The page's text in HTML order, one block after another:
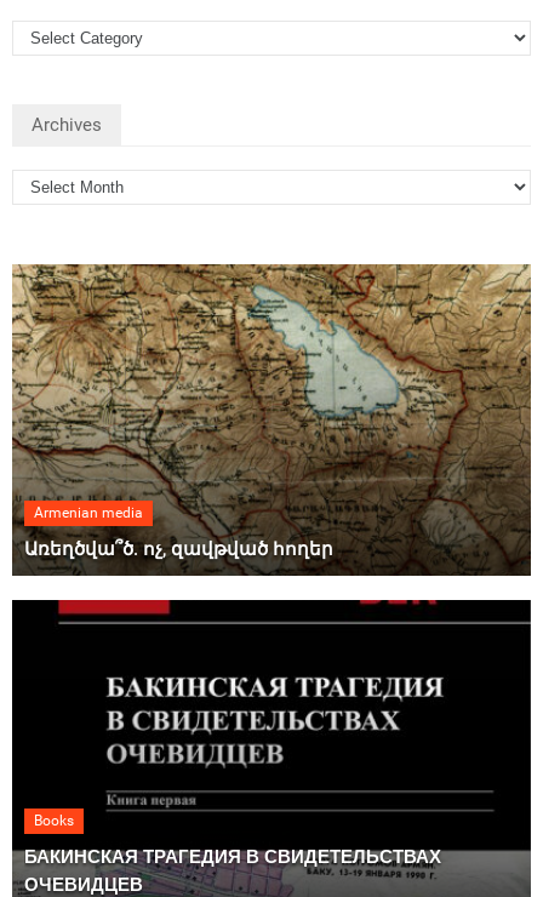
Archives
Armenian media
Առեղծվա՞ծ. ոչ, զավթված հողեր
Books
БАКИНСКАЯ ТРАГЕДИЯ В СВИДЕТЕЛЬСТВАХ
ОЧЕВИДЦЕВ